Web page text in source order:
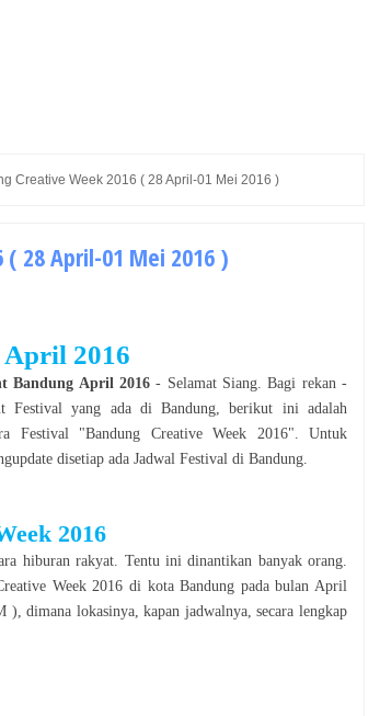
Creative Week 2016 ( 28 April-01 Mei 2016 )
28 April-01 Mei 2016 )
April 2016
Bandung April 2016- Selamat Siang. Bagi rekan -
Festival yang ada diBandung , berikut ini adalah
Festival "Bandung Creative Week 2016". Untuk
disetiap ada Jadwal Festival di Bandung
2016
hiburan rakyat. Tentu ini dinantikan banyak orang.
Week 2016 di kotaBandung pada bulan April
), dimana lokasinya, kapan jadwalnya, secara lengkap